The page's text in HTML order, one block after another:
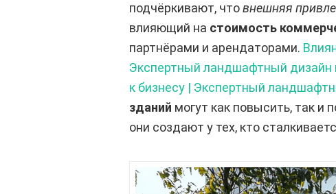
подчёркивают, чтовнешняя
влияющий на стоимость
партнёрами и арендаторами.
Экспертный ландшафтный
к бизнесу | Экспертный
зданий могут как повысить, так и
они создают у тех, кто